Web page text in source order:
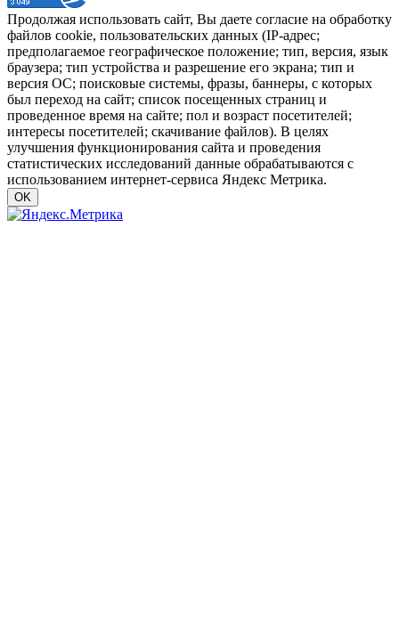
Продолжая использовать сайт, Вы даете согласие на обработку
файлов cookie, пользовательских данных (IP-адрес;
предполагаемое географическое положение; тип, версия, язык
браузера; тип устройства и разрешение его экрана; тип и
версия ОС; поисковые системы, фразы, баннеры, с которых
был переход на сайт; список посещенных страниц и
проведенное время на сайте; пол и возраст посетителей;
интересы посетителей; скачивание файлов). В целях
улучшения функционирования сайта и проведения
статистических исследований данные обрабатываются с
использованием интернет-сервиса Яндекс Метрика.
OK